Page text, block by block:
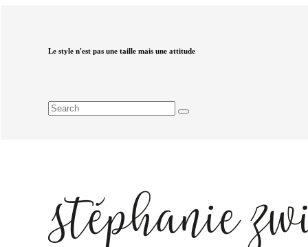
Le style n'est pas une taille mais une attitude